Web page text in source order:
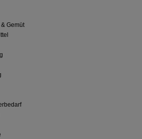
mit deren Hilfe wir unsere Website
die Werbung auf Drittseiten möglichst
Gemüt